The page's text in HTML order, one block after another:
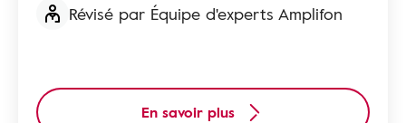
Révisé par Équipe d'experts Amplifon
En savoir plus